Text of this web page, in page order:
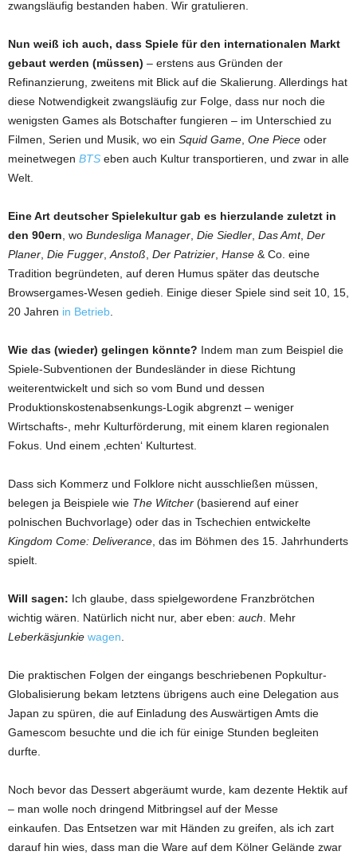
zwangsläufig bestanden haben. Wir gratulieren.
Nun weiß ich auch, dass Spiele für den internationalen Markt
gebaut werden (müssen) – erstens aus Gründen der
Refinanzierung, zweitens mit Blick auf die Skalierung. Allerdings hat
diese Notwendigkeit zwangsläufig zur Folge, dass nur noch die
wenigsten Games als Botschafter fungieren – im Unterschied zu
Filmen, Serien und Musik, wo ein Squid Game One Piece oder
meinetwegen BTS eben auch Kultur transportieren, und zwar in alle
Welt.
Eine Art deutscher Spielekultur gab es hierzulande zuletzt in
den 90ern , wo Bundesliga Manager Die Siedler Das Amt, Der
Planer Die Fugger Anstoß Der Patrizier Hanse & Co. eine
Tradition begründeten, auf deren Humus später das deutsche
Browsergames-Wesen gedieh. Einige dieser Spiele sind seit 10, 15,
20 Jahren in Betrieb
Wie das (wieder) gelingen könnte? Indem man zum Beispiel die
Spiele-Subventionen der Bundesländer in diese Richtung
weiterentwickelt und sich so vom Bund und dessen
Produktionskostenabsenkungs-Logik abgrenzt – weniger
Wirtschafts-, mehr Kulturförderung, mit einem klaren regionalen
Fokus. Und einem ‚echten‘ Kulturtest.
Dass sich Kommerz und Folklore nicht ausschließen müssen,
belegen ja Beispiele wie The Witcher (basierend auf einer
polnischen Buchvorlage) oder das in Tschechien entwickelte
Kingdom Come: Deliverance , das im Böhmen des 15. Jahrhunderts
spielt.
Will sagen: Ich glaube, dass spielgewordene Franzbrötchen
wichtig wären. Natürlich nicht nur, aber eben: auch . Mehr
Leberkäsjunkie wagen
Die praktischen Folgen der eingangs beschriebenen Popkultur-
Globalisierung bekam letztens übrigens auch eine Delegation aus
Japan zu spüren, die auf Einladung des Auswärtigen Amts die
Gamescom besuchte und die ich für einige Stunden begleiten
durfte.
Noch bevor das Dessert abgeräumt wurde, kam dezente Hektik auf
– man wolle noch dringend Mitbringsel auf der Messe
einkaufen. Das Entsetzen war mit Händen zu greifen, als ich zart
darauf hin wies, dass man die Ware auf dem Kölner Gelände zwar